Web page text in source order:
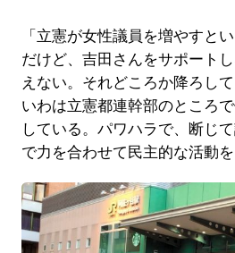
「立憲が女性議員を増やすと
だけど、吉田さんをサポート
えない。それどころか降ろし
いわは立憲都連幹部のところ
している。パワハラで、断じ
で力を合わせて民主的な活動を